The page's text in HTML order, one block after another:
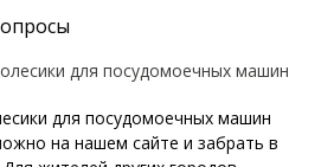
для посудомоечных машин
для посудомоечных машин
на нашем сайте и забрать в